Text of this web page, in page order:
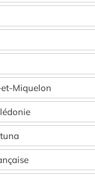
Miquelon